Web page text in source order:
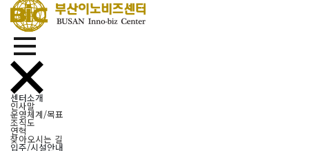
센터소개
인사말
운영체계/목표
조직도
연혁
찾아오시는 길
입주/시설안내